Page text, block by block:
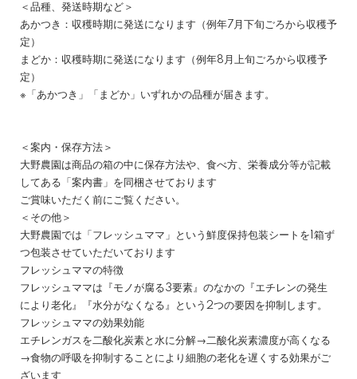
＜品種、発送時期など＞
あかつき：収穫時期に発送になります（例年7月下旬ごろから収穫予
定）
まどか：収穫時期に発送になります（例年8月上旬ごろから収穫予
定）
※「あかつき」「まどか」いずれかの品種が届きます。
＜案内・保存方法＞
大野農園は商品の箱の中に保存方法や、食べ方、栄養成分等が記載
してある「案内書」を同梱させております
ご賞味いただく前にご覧ください。
＜その他＞
大野農園では「フレッシュママ」という鮮度保持包装シートを1箱ず
つ包装させていただいております
フレッシュママの特徴
フレッシュママは『モノが腐る3要素』のなかの『エチレンの発生
により老化』『水分がなくなる』という2つの要因を抑制します。
フレッシュママの効果効能
エチレンガスを二酸化炭素と水に分解→二酸化炭素濃度が高くなる
→食物の呼吸を抑制することにより細胞の老化を遅くする効果がご
ざいます